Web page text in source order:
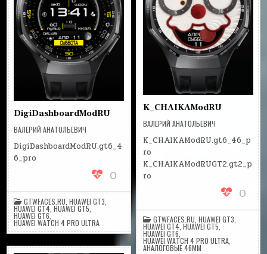
K_CHAIKAModRU
ВАЛЕРИЙ АНАТОЛЬЕВИЧ
K_CHAIKAModRU.gt6_46_p
ro
K_CHAIKAModRUGT2.gt2_p
ro
0
GTWFACES.RU ,HUAWEI GT3
HUAWEI GT4 ,HUAWEI GT5
HUAWEI GT6,
HUAWEI WATCH 4 PRO ULTRA
АНАЛОГОВЫЕ 46ММ
DigiDashboardModRU
ВАЛЕРИЙ АНАТОЛЬЕВИЧ
DigiDashboardModRU.gt6_4
6_pro
0
GTWFACES.RU ,HUAWEI GT3
HUAWEI GT4 ,HUAWEI GT5
HUAWEI GT6,
HUAWEI WATCH 4 PRO ULTRA